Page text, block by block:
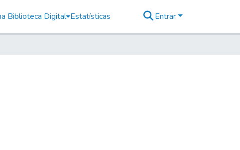
Biblioteca Digital Estatísticas Entrar